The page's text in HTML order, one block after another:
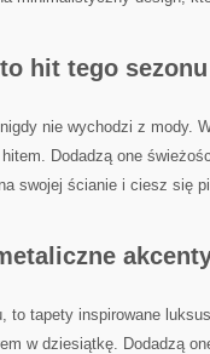
hit tego sezonu
nie wychodzi z mody.
Dodadzą one
​swojej‌ ścianie i ciesz się
to tapety inspirowane
w dziesiątkę. Dodadzą